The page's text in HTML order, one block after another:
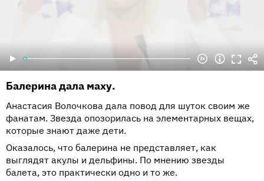
Балерина дала маху.
Анастасия Волочкова дала повод для шуток своим же
фанатам. Звезда опозорилась на элементарных вещах,
которые знают даже дети.
Оказалось, что балерина не представляет, как
выглядят акулы и дельфины. По мнению звезды
балета, это практически одно и то же.